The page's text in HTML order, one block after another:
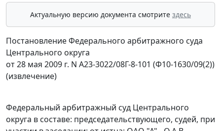
Актуальную версию документа смотрите здесь
Постановление Федерального арбитражного суда
Центрального округа
от 28 мая 2009 г. N А23-3022/08Г-8-101 (Ф10-1630/09(2))
(извлечение)
Федеральный арбитражный суд Центрального
округа в составе: председательствующего, судей, при